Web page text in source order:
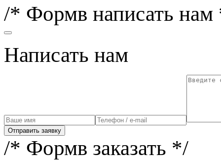
/* Формв написать нам
Написать нам
Отправить заявку
/* Формв заказать */